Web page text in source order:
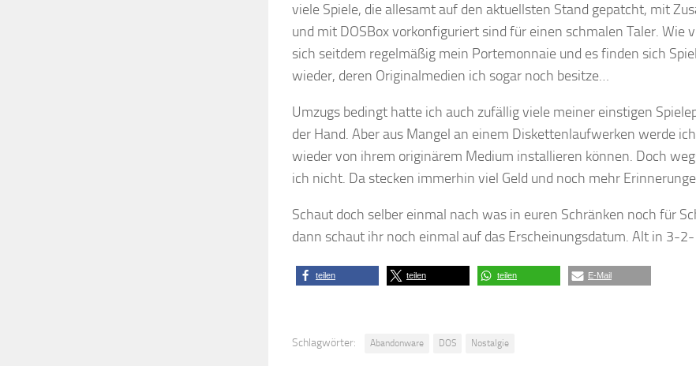
viele Spiele, die allesamt auf den aktuellsten Stand gepatcht, mit
und mit DOSBox vorkonfiguriert sind für einen schmalen Taler. Wie
sich seitdem regelmäßig mein Portemonnaie und es finden sich
wieder, deren Originalmedien ich sogar noch besitze…
Umzugs bedingt hatte ich auch zufällig viele meiner einstigen
der Hand. Aber aus Mangel an einem Diskettenlaufwerken werde
wieder von ihrem originärem Medium installieren können. Doch
ich nicht. Da stecken immerhin viel Geld und noch mehr
Schaut doch selber einmal nach was in euren Schränken noch für
dann schaut ihr noch einmal auf das Erscheinungsdatum. Alt in 3-
teilen teilen teilen E-Mail
Schlagwörter: Abandonware DOS Nostalgie